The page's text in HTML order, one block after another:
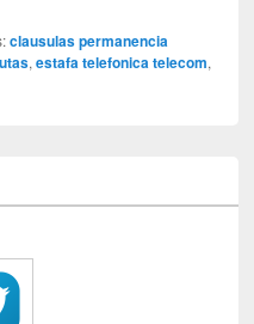
clausulas permanencia
,estafa telefonica telecom,